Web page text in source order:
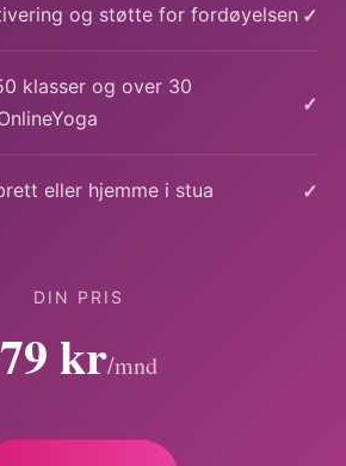
og støtte for fordøyelsen ✓
klasser og over 30
✓
eller hjemme i stua ✓
DIN PRIS
79 kr/mnd